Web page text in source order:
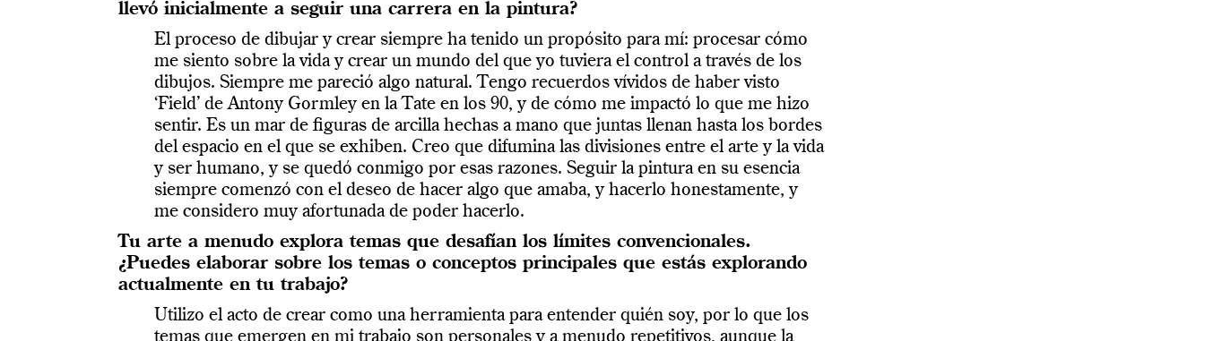
llevó inicialmente a seguir una carrera en la pintura?
El proceso de dibujar y crear siempre ha tenido un propósito para mí: procesar cómo
me siento sobre la vida y crear un mundo del que yo tuviera el control a través de los
dibujos. Siempre me pareció algo natural. Tengo recuerdos vívidos de haber visto
‘Field’ de Antony Gormley en la Tate en los 90, y de cómo me impactó lo que me hizo
sentir. Es un mar de figuras de arcilla hechas a mano que juntas llenan hasta los bordes
del espacio en el que se exhiben. Creo que difumina las divisiones entre el arte y la vida
y ser humano, y se quedó conmigo por esas razones. Seguir la pintura en su esencia
siempre comenzó con el deseo de hacer algo que amaba, y hacerlo honestamente, y
me considero muy afortunada de poder hacerlo.
Tu arte a menudo explora temas que desafían los límites convencionales.
¿Puedes elaborar sobre los temas o conceptos principales que estás explorando
actualmente en tu trabajo?
Utilizo el acto de crear como una herramienta para entender quién soy, por lo que los